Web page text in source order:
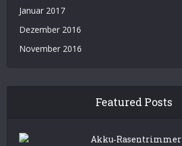
Januar 2017
Dezember 2016
November 2016
Featured Posts
Akku‑Rasentrimmer